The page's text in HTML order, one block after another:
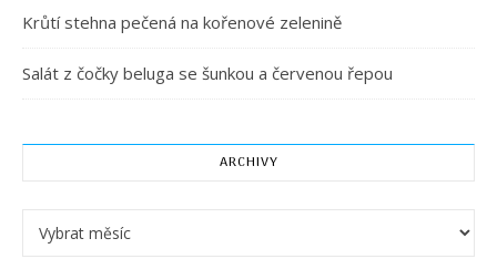
Krůtí stehna pečená na kořenové zelenině
Salát z čočky beluga se šunkou a červenou řepou
ARCHIVY